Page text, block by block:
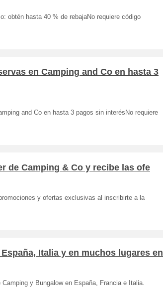
obtén hasta 40 % de rebajaNo requiere código
en Camping and Co en hasta 3
and Co en hasta 3 pagos sin interésNo requiere
de Camping & Co y recibe las ofe
y ofertas exclusivas al inscribirte a la
Italia y en muchos lugares en
y Bungalow en España, Francia e Italia.